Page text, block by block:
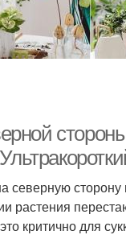
северную
критично для